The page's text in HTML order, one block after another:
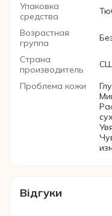
Упаковка
средства
Возрастная
группа
Страна
производитель
Проблема кожи
Відгуки